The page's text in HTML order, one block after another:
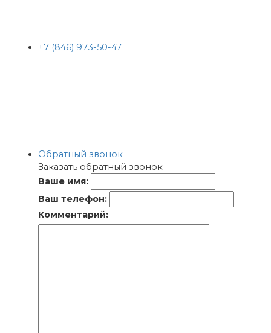
+7 (846) 973-50-47
Обратный звонок
Заказать обратный звонок
Ваше имя:
Ваш телефон:
Комментарий: